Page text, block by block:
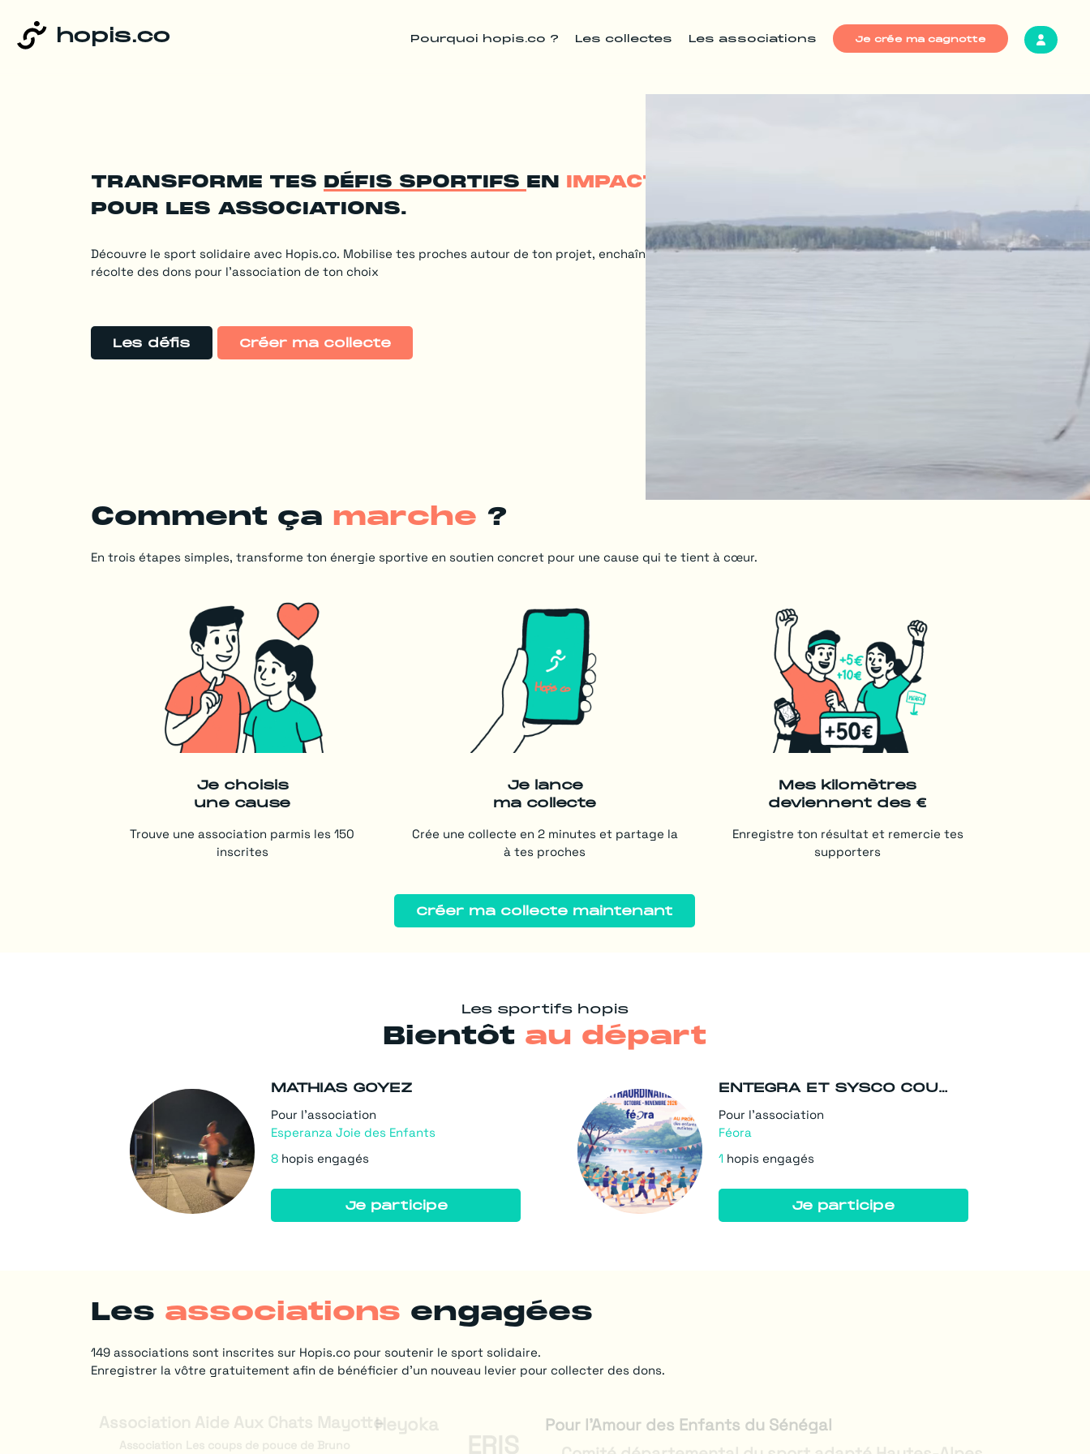
hopis.co Pourquoi hopis.co ? Les collectes Les associations Je crée ma cagnotte
Transforme tes défis sportifs en impact réel
pour les associations.
Découvre le sport solidaire avec Hopis.co. Mobilise tes proches autour de ton projet, enchaîne les kms et
récolte des dons pour l’association de ton choix
Les défis Créer ma collecte
Comment ça marche ?
En trois étapes simples, transforme ton énergie sportive en soutien concret pour une cause qui te tient à cœur.
Je choisis
une cause
Trouve une association parmis les 150
inscrites
Je lance
ma collecte
Crée une collecte en 2 minutes et partage la
à tes proches
Mes kilomètres
deviennent des €
Enregistre ton résultat et remercie tes
supporters
Créer ma collecte maintenant
Les sportifs hopis
Bientôt au départ
MATHIAS GOYEZ
Pour l'association
Esperanza Joie des Enfants
8 hopis engagés
Je participe
ENTEGRA ET SYSCO COURENT POUR FÉORA EN 2026
Pour l'association
Féora
1 hopis engagés
Je participe
Les associations engagées
149 associations sont inscrites sur Hopis.co pour soutenir le sport solidaire.
Enregistrer la vôtre gratuitement afin de bénéficier d’un nouveau levier pour collecter des dons.
ERIS
Association Les coups de pouce de Bruno
Pour l'Amour des Enfants du Sénégal
Association Aide Aux Chats MayotteHeyoka